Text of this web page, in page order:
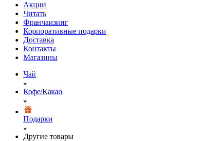
Акции
Читать
Франчаизинг
Корпоративные подарки
Доставка
Контакты
Магазины
Чай
Кофе/Какао
Подарки
Другие товары